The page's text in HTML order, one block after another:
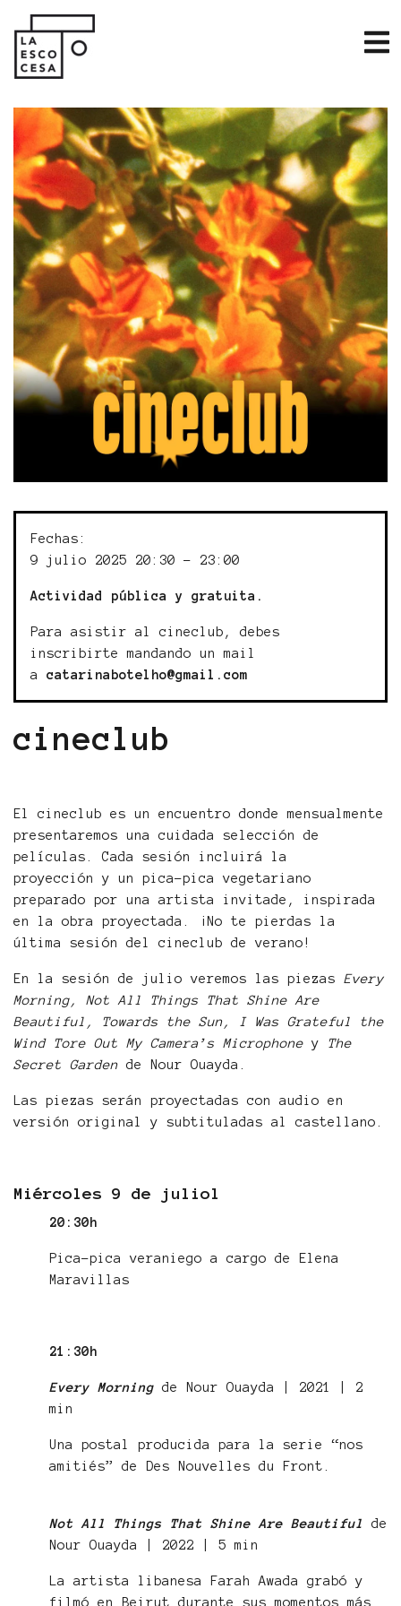
Fechas:
9 julio 2025 20:30 - 23:00
Actividad pública y gratuita.
Para asistir al cineclub, debes
inscribirte mandando un mail
a catarinabotelho@gmail.com
cineclub
El cineclub es un encuentro donde mensualmente
presentaremos una cuidada selección de
películas. Cada sesión incluirá la
proyección y un pica-pica vegetariano
preparado por una artista invitade, inspirada
en la obra proyectada. ¡No te pierdas la
última sesión del cineclub de verano!
En la sesión de julio veremos las piezas Every
Morning, Not All Things That Shine Are
Beautiful, Towards the Sun, I Was Grateful the
Wind Tore Out My Camera’s Microphone y The
Secret Garden de Nour Ouayda.
Las piezas serán proyectadas con audio en
versión original y subtituladas al castellano.
Miércoles 9 de juliol
20:30h
Pica-pica veraniego a cargo de Elena
Maravillas
21:30h
Every Morning de Nour Ouayda | 2021 | 2
min
Una postal producida para la serie “nos
amitiés” de Des Nouvelles du Front.
Not All Things That Shine Are Beautiful
de
Nour Ouayda | 2022 | 5 min
La artista libanesa Farah Awada grabó y
filmó en Beirut durante sus momentos más